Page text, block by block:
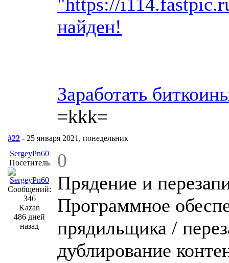
найден!
Заработать
=kkk=
#22 - 25 января 2021, понедельник
SergeyPn60
Посетитель
Сообщений:
346
Kazan
486 дней
назад
0
Прядение и
Программное
прядильщика /
дублирование